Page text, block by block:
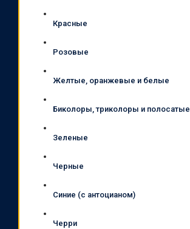
Красные
Розовые
Желтые, оранжевые и белые
Биколоры, триколоры и полосатые
Зеленые
Черные
Синие (с антоцианом)
Черри